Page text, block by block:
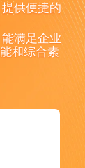
供便捷的
满足企业
和综合素